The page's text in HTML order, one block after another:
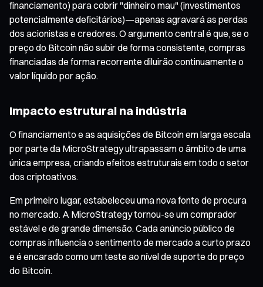
financiamento) para cobrir "dinheiro mau" (investimentos
potencialmente deficitários)—apenas agravará as perdas
dos acionistas e credores. O argumento central é que, se o
preço do Bitcoin não subir de forma consistente, compras
financiadas de forma recorrente diluirão continuamente o
valor líquido por ação.
Impacto estrutural na indústria
O financiamento e as aquisições de Bitcoin em larga escala
por parte da MicroStrategy ultrapassam o âmbito de uma
única empresa, criando efeitos estruturais em todo o setor
dos criptoativos.
Em primeiro lugar, estabeleceu uma nova fonte de procura
no mercado. A MicroStrategy tornou-se um comprador
estável e de grande dimensão. Cada anúncio público de
compras influencia o sentimento de mercado a curto prazo
e é encarado como um teste ao nível de suporte do preço
do Bitcoin.